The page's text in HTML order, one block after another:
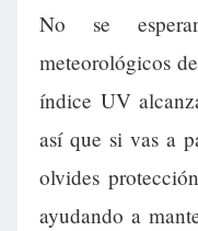
No se
meteorológicos
índice UV
así que si vas a
olvides
ayudando a